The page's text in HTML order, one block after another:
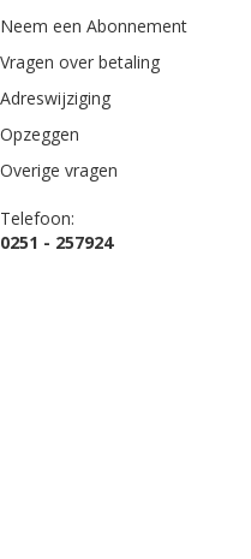
Neem een Abonnement
Vragen over betaling
Adreswijziging
Opzeggen
Overige vragen
Telefoon:
0251 - 257924